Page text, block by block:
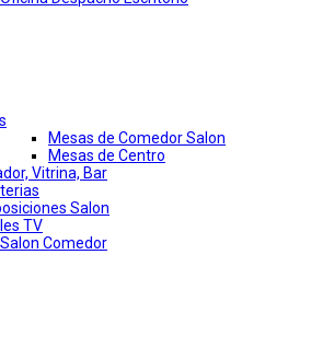
Mesas de Comedor Salon
Mesas de Centro
Vitrina, Bar
Salon
TV
Comedor